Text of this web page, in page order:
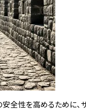
全性を高めるために、